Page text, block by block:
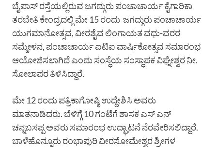
ಬೈಪಾಸ್ ರಸ್ತೆಯಲ್ಲಿರುವ ಜಗದ್ಗುರು ಪಂಚಾಚಾರ್ಯ ಕೈಗಾರಿಕಾ
ತರಬೇತಿ ಕೇಂದ್ರದಲ್ಲಿ ಮೇ 15 ರಂದು ಜಗದ್ಗುರು ಪಂಚಾಚಾರ್ಯ
ಯುಗಮಾನೋತ್ಸವ, ವೀರಶೈವ ಲಿಂಗಾಯತ ವಧು-ವರರ
ಸಮ್ಮೇಳನ, ಪಂಚಾಚಾರ್ಯ ಐಟಿಐ ವಾರ್ಷಿಕೋತ್ಸವ ಸಮಾರಂಭ
ಆಯೋಜಿಸಲಾಗಿದೆ ಎಂದು ಸಂಸ್ಥೆಯ ಸಂಸ್ಥಾಪಕ ವಿಘ್ನೇಶ್ವರ ನೀ.
ಸೋಲಾಪರ ತಿಳಿಸಿದ್ದಾರೆ.
ಮೇ 12 ರಂದು ಪತ್ರಿಕಾಗೋಷ್ಠಿ ಉದ್ದೇಶಿಸಿ ಅವರು
ಮಾತನಾಡಿದರು. ಬೆಳಿಗ್ಗೆ 10 ಗಂಟೆಗೆ ಶಾಸಕ ಎಸ್ ಎನ್
ಚನ್ನಬಸಪ್ಪ ಅವರು ಸಮಾರಂಭ ಉದ್ಘಾಟನೆ ನೆರವೇರಿಸಲಿದ್ದಾರೆ.
ಬಾಳೆಹೊನ್ನೂರು ರಂಭಾಪುರಿ ವೀರಸೋಮೇಶ್ವರ ಶ್ರೀಗಳ